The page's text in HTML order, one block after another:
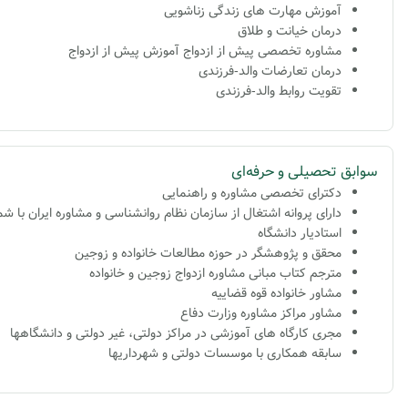
آموزش مهارت های زندگی زناشویی
درمان خیانت و طلاق
مشاوره تخصصی پیش از ازدواج آموزش پیش از ازدواج
درمان تعارضات والد-فرزندی
تقویت روابط والد-فرزندی
سوابق تحصیلی و حرفه‌ای
دکترای تخصصی مشاوره و راهنمایی
دارای پروانه اشتغال از سازمان نظام روانشناسی و مشاوره ایران با شماره
استادیار دانشگاه
محقق و پژوهشگر در حوزه مطالعات خانواده و زوجین
مترجم کتاب مبانی مشاوره ازدواج زوجین و خانواده
مشاور خانواده قوه قضاییه
مشاور مراکز مشاوره وزارت دفاع
مجری کارگاه های آموزشی در مراکز دولتی، غیر دولتی و دانشگاهها
سابقه همکاری با موسسات دولتی و شهرداریها